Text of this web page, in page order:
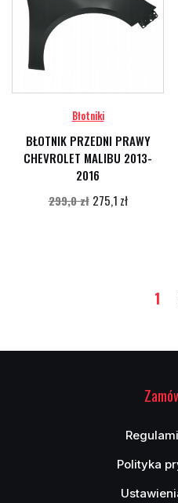
Błotniki
BŁOTNIK PRZEDNI PRAWY
CHEVROLET MALIBU 2013-
2016
299,0 zł 275,1 zł
1
Polityka